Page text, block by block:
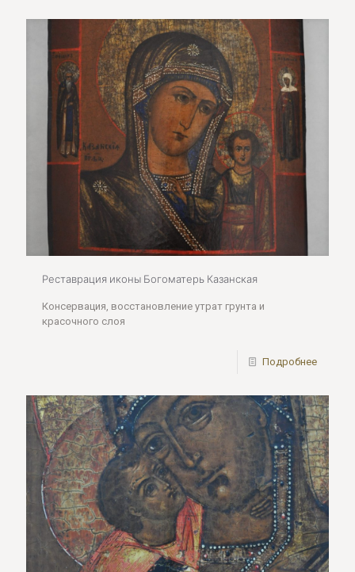
Реставрация иконы Богоматерь Казанская
Консервация, восстановление утрат грунта и
красочного слоя
Подробнее